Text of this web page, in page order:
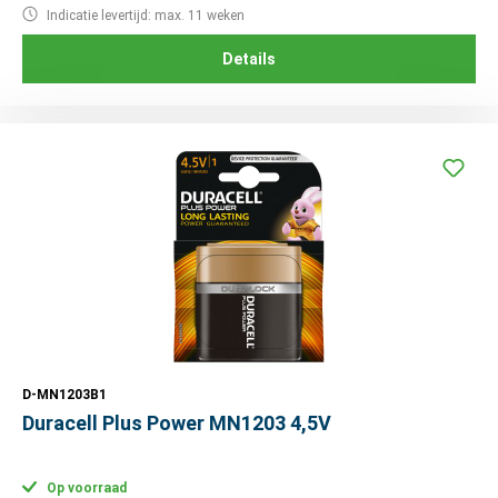
Indicatie levertijd: max. 11 weken
Details
D-MN1203B1
Duracell Plus Power MN1203 4,5V
Op voorraad